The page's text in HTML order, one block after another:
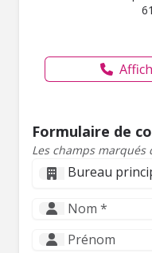
Formulaire de
Les champs marqués
Bureau